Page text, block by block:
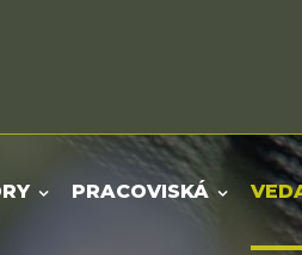
PRACOVISKÁ